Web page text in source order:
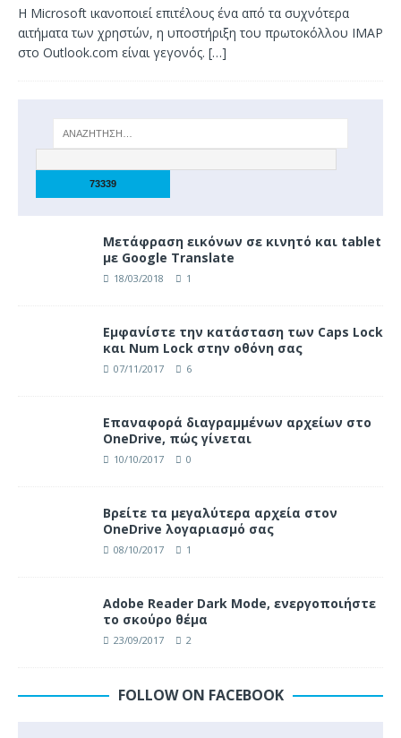
Η Microsoft ικανοποιεί επιτέλους ένα από τα συχνότερα
αιτήματα των χρηστών, η υποστήριξη του πρωτοκόλλου IMAP
στο Outlook.com είναι γεγονός. […]
Μετάφραση εικόνων σε κινητό και tablet
με Google Translate
18/03/2018 1
Eμφανίστε την κατάσταση των Caps Lock
και Num Lock στην οθόνη σας
07/11/2017 6
Επαναφορά διαγραμμένων αρχείων στο
OneDrive, πώς γίνεται
10/10/2017 0
Βρείτε τα μεγαλύτερα αρχεία στον
OneDrive λογαριασμό σας
08/10/2017 1
Adobe Reader Dark Mode, ενεργοποιήστε
το σκούρο θέμα
23/09/2017 2
FOLLOW ON FACEBOOK